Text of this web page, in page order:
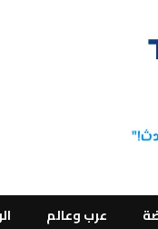
عرب وعالم